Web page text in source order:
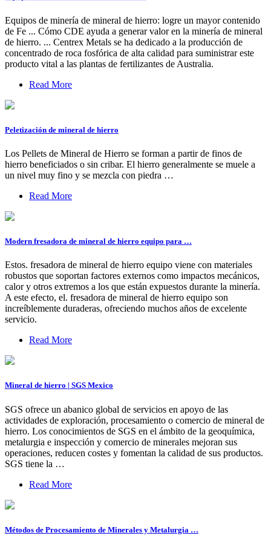
Equipos de minería de mineral de hierro: logre un mayor contenido
de Fe ... Cómo CDE ayuda a generar valor en la minería de mineral
de hierro. ... Centrex Metals se ha dedicado a la producción de
concentrado de roca fosfórica de alta calidad para suministrar este
producto vital a las plantas de fertilizantes de Australia.
Read More
Peletización de mineral de hierro
Los Pellets de Mineral de Hierro se forman a partir de finos de
hierro beneficiados o sin cribar. El hierro generalmente se muele a
un nivel muy fino y se mezcla con piedra …
Read More
Modern fresadora de mineral de hierro equipo para …
Estos. fresadora de mineral de hierro equipo viene con materiales
robustos que soportan factores externos como impactos mecánicos,
calor y otros extremos a los que están expuestos durante la minería.
A este efecto, el. fresadora de mineral de hierro equipo son
increíblemente duraderas, ofreciendo muchos años de excelente
servicio.
Read More
Mineral de hierro | SGS Mexico
SGS ofrece un abanico global de servicios en apoyo de las
actividades de exploración, procesamiento o comercio de mineral de
hierro. Los conocimientos de SGS en el ámbito de la geoquímica,
metalurgia e inspección y comercio de minerales mejoran sus
operaciones, reducen costes y fomentan la calidad de sus productos.
SGS tiene la …
Read More
Métodos de Procesamiento de Minerales y Metalurgia …